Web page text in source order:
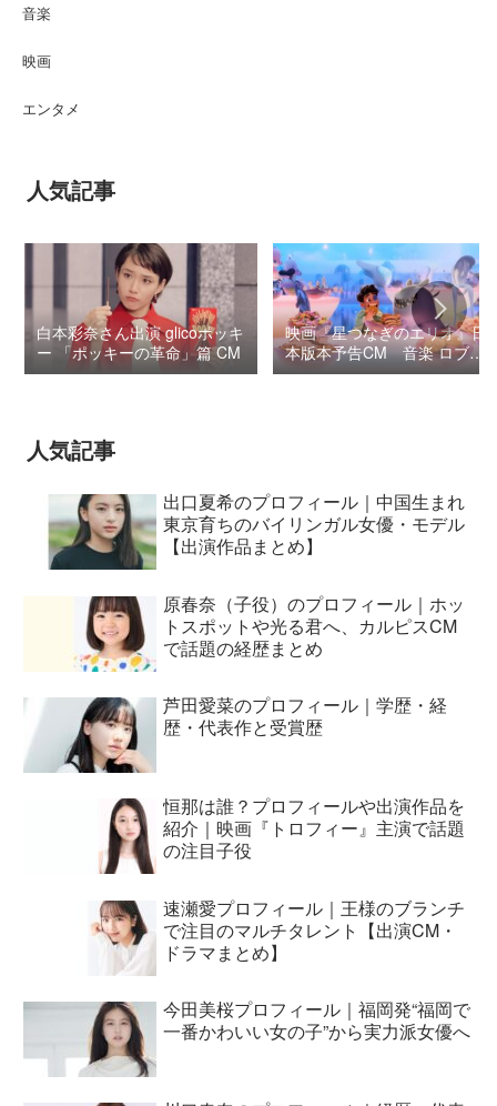
音楽
映画
エンタメ
人気記事
白本彩奈さん出演 glicoポッキ
ー 「ポッキーの革命」篇 CM
映画『星つなぎのエリオ』日
本版本予告CM 音楽 ロブ・
シモンセン /
人気記事
出口夏希のプロフィール｜中国生まれ
東京育ちのバイリンガル女優・モデル
【出演作品まとめ】
原春奈（子役）のプロフィール｜ホッ
トスポットや光る君へ、カルピスCM
で話題の経歴まとめ
芦田愛菜のプロフィール｜学歴・経
歴・代表作と受賞歴
恒那は誰？プロフィールや出演作品を
紹介｜映画『トロフィー』主演で話題
の注目子役
速瀬愛プロフィール｜王様のブランチ
で注目のマルチタレント【出演CM・
ドラマまとめ】
今田美桜プロフィール｜福岡発“福岡で
一番かわいい女の子”から実力派女優へ